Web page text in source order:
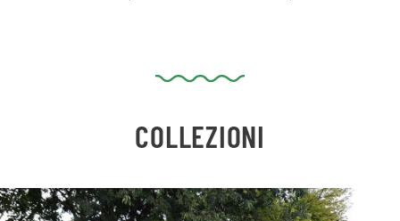
COLLEZIONI